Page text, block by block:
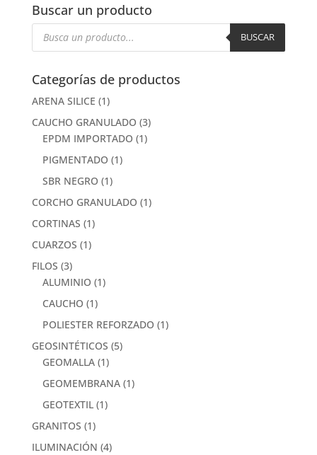
Buscar un producto
Búsqueda
BUSCAR
Categorías de productos
ARENA SILICE (1)
CAUCHO GRANULADO (3)
EPDM IMPORTADO (1)
PIGMENTADO (1)
SBR NEGRO (1)
CORCHO GRANULADO (1)
CORTINAS (1)
CUARZOS (1)
FILOS (3)
ALUMINIO (1)
CAUCHO (1)
POLIESTER REFORZADO (1)
GEOSINTÉTICOS (5)
GEOMALLA (1)
GEOMEMBRANA (1)
GEOTEXTIL (1)
GRANITOS (1)
ILUMINACIÓN (4)